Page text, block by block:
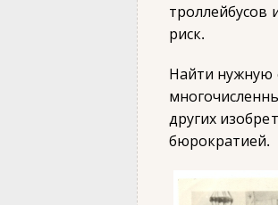
троллейбусов
риск.
Найти нужную
других
бюрократией.